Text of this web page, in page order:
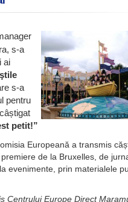
s-a
ai
s-a
pentru
petit!”
Europeană a transmis
de la Bruxelles, de
evenimente, prin materialele
Centrului Europe Direct